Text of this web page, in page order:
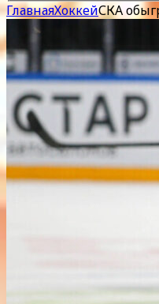
ГлавнаяХоккейСКА